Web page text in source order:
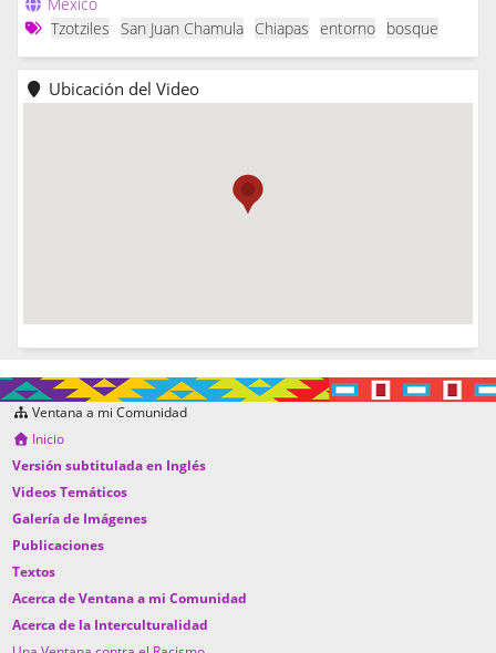
Tzotziles
San Juan Chamula Chiapas entorno bosque
Ubicación del Video
Ventana a mi Comunidad
Inicio
Versión subtitulada en Inglés
Videos Temáticos
Galería de Imágenes
Publicaciones
Textos
Acerca de Ventana a mi Comunidad
Acerca de la Interculturalidad